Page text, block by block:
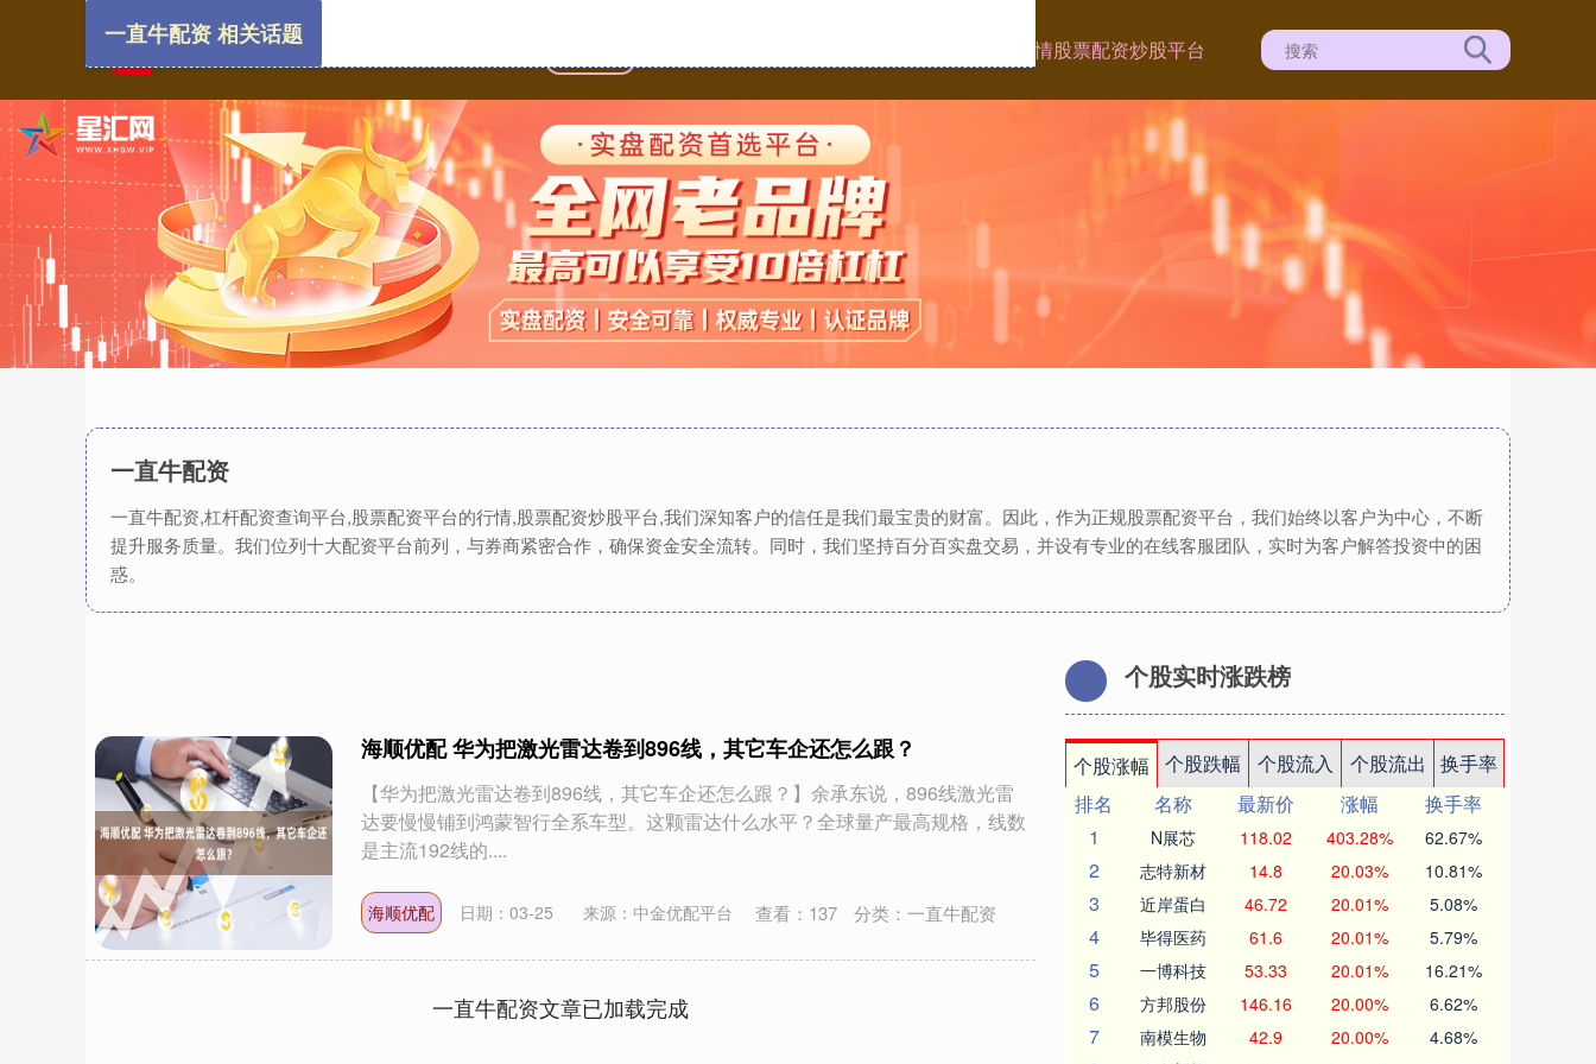
股票配资平台的行情股票配资炒股平台
一直牛配资
一直牛配资,杠杆配资查询平台,股票配资平台的行情,股票配资炒股平台,我们深知客户的信任是我们最宝贵的财富。因此，作为正规股票配资平台，我们始终以客户为中心，不断
提升服务质量。我们位列十大配资平台前列，与券商紧密合作，确保资金安全流转。同时，我们坚持百分百实盘交易，并设有专业的在线客服团队，实时为客户解答投资中的困
惑。
一直牛配资 相关话题
海顺优配 华为把激光雷达卷到896线，其它车企还怎么跟？
【华为把激光雷达卷到896线，其它车企还怎么跟？】余承东说，896线激光雷
达要慢慢铺到鸿蒙智行全系车型。这颗雷达什么水平？全球量产最高规格，线数
是主流192线的....
海顺优配 日期：03-25 来源：中金优配平台 查看： 137 分类：一直牛配资
一直牛配资文章已加载完成
个股实时涨跌榜
个股涨幅 个股跌幅 个股流入 个股流出
换手率
排名
名称 最新价 涨幅
换手率
1
N展芯 118.02 403.28% 62.67%
2 志特新材 14.8 20.03% 10.81%
3 近岸蛋白 46.72 20.01% 5.08%
4 毕得医药 61.6 20.01% 5.79%
5 一博科技 53.33 20.01% 16.21%
6 方邦股份 146.16 20.00% 6.62%
7 南模生物 42.9 20.00% 4.68%